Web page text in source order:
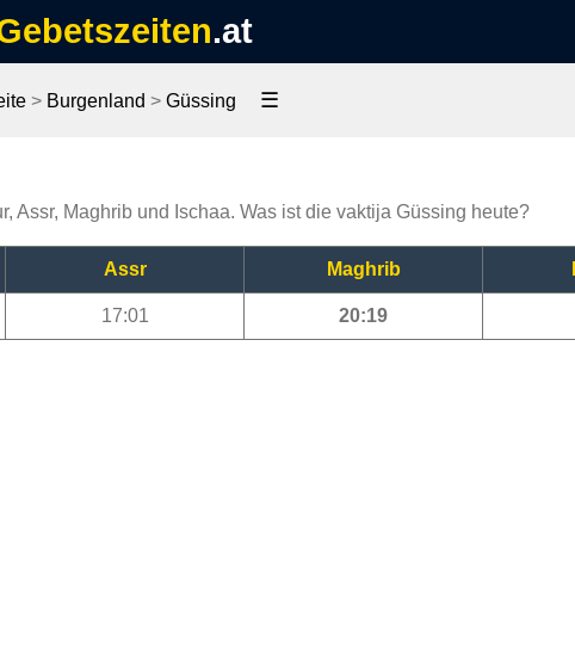
.at
> Burgenland > Güssing ☰
Assr, Maghrib und Ischaa. Was ist die vaktija Güssing heute?
Assr Maghrib
17:01 20:19